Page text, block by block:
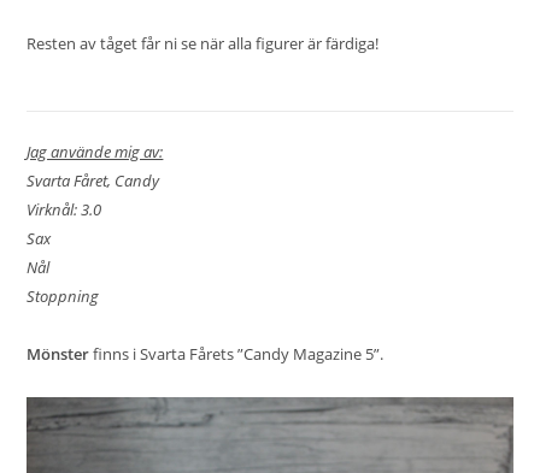
Resten av tåget får ni se när alla figurer är färdiga!
Jag använde mig av:
Svarta Fåret, Candy
Virknål: 3.0
Sax
Nål
Stoppning
Mönsterfinns i Svarta Fårets ”Candy Magazine 5”.